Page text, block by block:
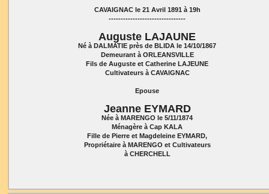
CAVAIGNAC le 21 Avril 1891 à 19h
--------------------------------
Auguste LAJAUNE
Né à DALMATIE près de BLIDA le 14/10/1867
Demeurant à ORLEANSVILLE
Fils de Auguste et Catherine LAJEUNE
Cultivateurs à CAVAIGNAC
Epouse
Jeanne EYMARD
Née à MARENGO le 5/11/1874
Ménagère à Cap KALA
Fille de Pierre et Magdeleine EYMARD,
Propriétaire à MARENGO et Cultivateurs
à CHERCHELL